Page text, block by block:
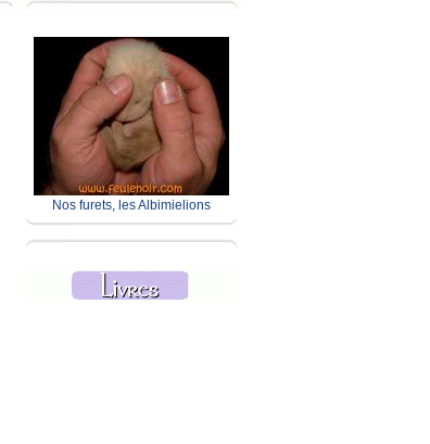
Nos furets, les Albimielions